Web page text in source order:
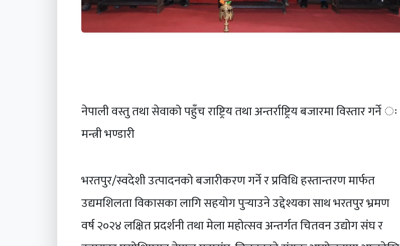
नेपाली वस्तु तथा सेवाको पहुँच राष्ट्रिय तथा अन्तर्राष्ट्रिय बजारमा विस्तार गर्ने ः
मन्त्री भण्डारी
भरतपुर/स्वदेशी उत्पादनको बजारीकरण गर्ने र प्रविधि हस्तान्तरण मार्फत
उद्यमशिलता विकासका लागि सहयोग पुर्‍याउने उद्देश्यका साथ भरतपुर भ्रमण
वर्ष २०२४ लक्षित प्रदर्शनी तथा मेला महोत्सव अन्तर्गत चितवन उद्योग संघ र